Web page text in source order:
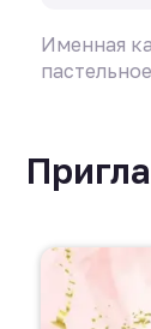
Именная
пастельное